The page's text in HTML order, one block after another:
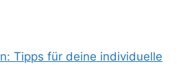
Tipps für deine individuelle